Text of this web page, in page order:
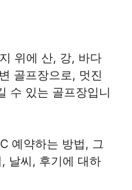
위에 산, 강, 바다
골프장으로, 멋진
수 있는 골프장입니
예약하는 방법, 그
날씨, 후기에 대하